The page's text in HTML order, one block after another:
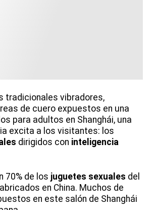
tradicionales vibradores,
de cuero expuestos en una
para adultos en Shanghái, una
excita a los visitantes: los
dirigidos con inteligencia
70% de los juguetes sexuales del
en China. Muchos de
en este salón de Shanghái